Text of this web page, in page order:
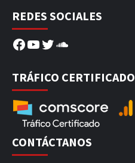
REDES SOCIALES
Facebook
YouTube
Twitter
SoundCloud
TRÁFICO CERTIFICADO
CONTÁCTANOS